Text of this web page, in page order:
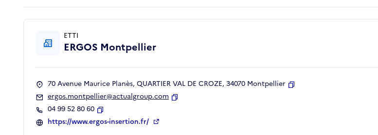
ETTI
ERGOS Montpellier
70 Avenue Maurice Planès, QUARTIER VAL DE CROZE, 34070 Montpellier
ergos.montpellier@actualgroup.com
04 99 52 80 60
Copier
https://www.ergos-insertion.fr/